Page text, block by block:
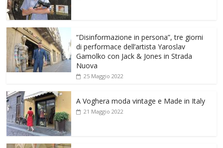
“Disinformazione in persona”, tre giorni
di performace dell’artista Yaroslav
Gamolko con Jack & Jones in Strada
Nuova
25 Maggio 2022
A Voghera moda vintage e Made in Italy
21 Maggio 2022